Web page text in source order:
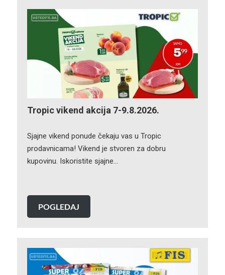
Tropic vikend akcija 7-9.8.2026.
Sjajne vikend ponude čekaju vas u Tropic
prodavnicama! Vikend je stvoren za dobru
kupovinu. Iskoristite sjajne…
POGLEDAJ